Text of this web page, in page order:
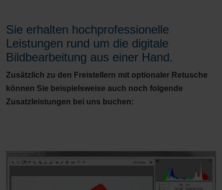
Sie erhalten hochprofessionelle
Leistungen rund um die digitale
Bildbearbeitung aus einer Hand.
Zusätzlich zu den Freistellern mit optionaler Retusche
können Sie beispielsweise auch noch folgende
Zusatzleistungen bei uns buchen: